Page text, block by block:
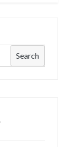
Search